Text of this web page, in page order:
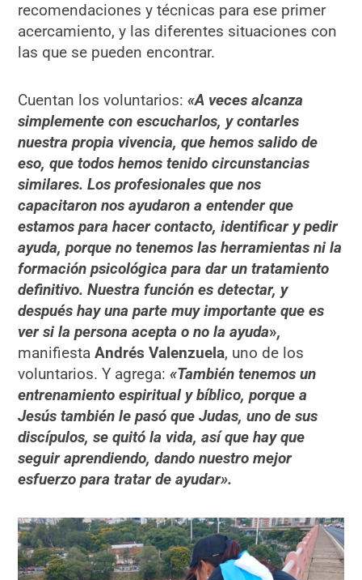
recomendaciones y técnicas para ese primer
acercamiento, y las diferentes situaciones con
las que se pueden encontrar.
Cuentan los voluntarios:«A veces alcanza
simplemente con escucharlos, y contarles
nuestra propia vivencia, que hemos salido de
eso, que todos hemos tenido circunstancias
similares. Los profesionales que nos
capacitaron nos ayudaron a entender que
estamos para hacer contacto, identificar y pedir
ayuda, porque no tenemos las herramientas ni la
formación psicológica para dar un tratamiento
definitivo. Nuestra función es detectar, y
después hay una parte muy importante que es
ver si la persona acepta o no la ayuda»,
manifiestaAndrés Valenzuela, uno de los
voluntarios. Y agrega:«También tenemos un
entrenamiento espiritual y bíblico, porque a
Jesús también le pasó que Judas, uno de sus
discípulos, se quitó la vida, así que hay que
seguir aprendiendo, dando nuestro mejor
esfuerzo para tratar de ayudar».